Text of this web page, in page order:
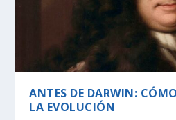
ANTES DE DARWIN:
LA EVOLUCIÓN